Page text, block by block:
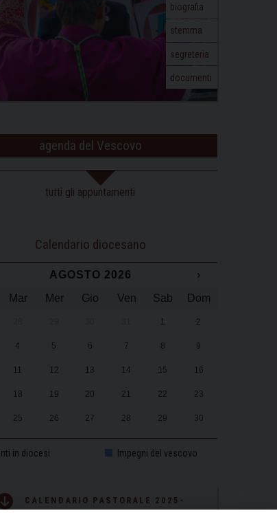
biografia
stemma
segreteria
documenti
agenda del Vescovo
tutti gli appuntamenti
Calendario diocesano
AGOSTO 2026
›
Mar Mer Gio Ven Sab Dom
1 2
4 5 6 7 8 9
11 12 13 14 15 16
18 19 20 21 22 23
25 26 27 28 29 30
in diocesi Impegni del vescovo
CALENDARIO PASTORALE 2025-